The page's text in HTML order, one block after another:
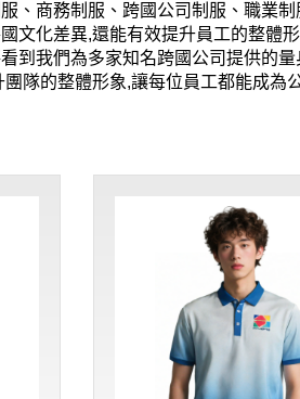
、商務制服、跨國公司制服、職業
文化差異,還能有效提升員工的整體
到我們為多家知名跨國公司提供的
隊的整體形象,讓每位員工都能成為